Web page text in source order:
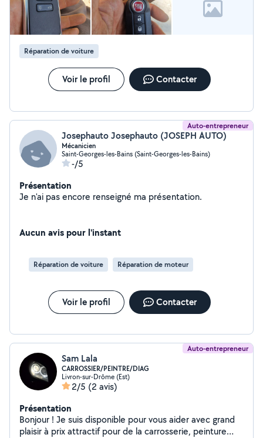
Réparation de voiture
Voir le profil Contacter
Auto-entrepreneur
Josephauto Josephauto (JOSEPH AUTO)
Mécanicien
Saint-Georges-les-Bains (Saint-Georges-les-Bains)
-/5
Présentation
Je n'ai pas encore renseigné ma présentation.
Aucun avis pour l'instant
Réparation de voiture Réparation de moteur
Voir le profil Contacter
Auto-entrepreneur
Sam Lala
CARROSSIER/PEINTRE/DIAG
Livron-sur-Drôme (Est)
2/5 (2 avis)
Présentation
Bonjour ! Je suis disponible pour vous aider avec grand
plaisir à prix attractif pour de la carrosserie, peinture